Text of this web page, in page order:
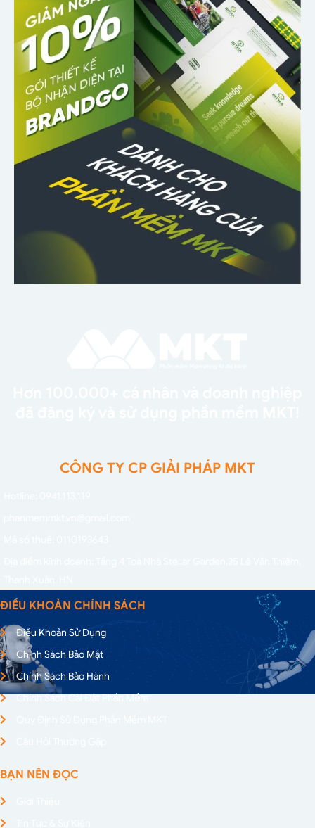
CÔNG TY CP GIẢI PHÁP MKT
ĐIỀU KHOẢN CHÍNH SÁCH
Điều Khoản Sử Dụng
Chính Sách Bảo Mật
Chính Sách Bảo Hành
Chính Sách Cài Đặt Phần Mềm
BẠN NÊN ĐỌC